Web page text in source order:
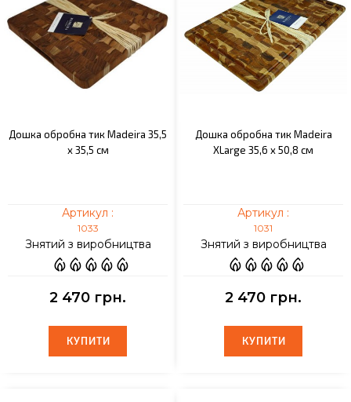
Дошка обробна тик Madeira 35,5
x 35,5 см
Артикул :
1033
Знятий з виробництва
2 470 грн.
КУПИТИ
КУПИТИ
Дошка обробна тик Madeira
XLarge 35,6 x 50,8 см
Артикул :
1031
Знятий з виробництва
2 470 грн.
КУПИТИ
КУПИТИ